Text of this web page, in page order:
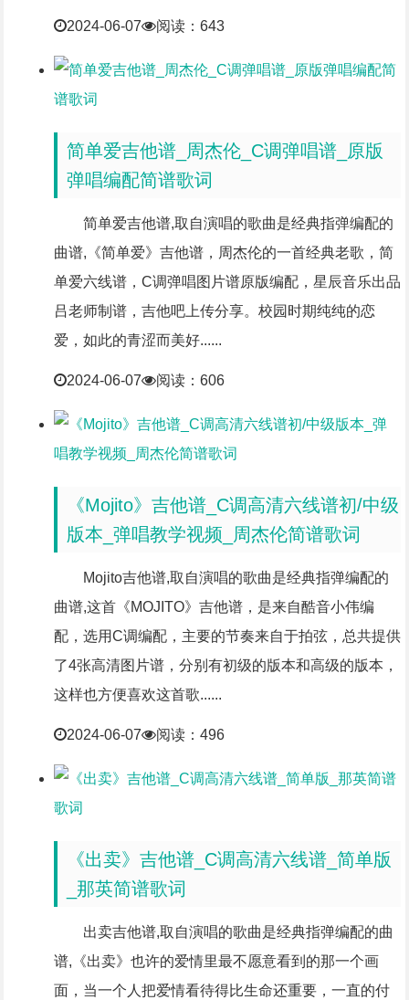
2024-06-07 阅读：643
简单爱吉他谱_周杰伦_C调弹唱谱_原版
弹唱编配简谱歌词
简单爱吉他谱,取自演唱的歌曲是经典指弹编配的
曲谱,《简单爱》吉他谱，周杰伦的一首经典老歌，简
单爱六线谱，C调弹唱图片谱原版编配，星辰音乐出品
吕老师制谱，吉他吧上传分享。校园时期纯纯的恋
爱，如此的青涩而美好......
2024-06-07 阅读：606
《Mojito》吉他谱_C调高清六线谱初/中级
版本_弹唱教学视频_周杰伦简谱歌词
Mojito吉他谱,取自演唱的歌曲是经典指弹编配的
曲谱,这首《MOJITO》吉他谱，是来自酷音小伟编
配，选用C调编配，主要的节奏来自于拍弦，总共提供
了4张高清图片谱，分别有初级的版本和高级的版本，
这样也方便喜欢这首歌......
2024-06-07 阅读：496
《出卖》吉他谱_C调高清六线谱_简单版
_那英简谱歌词
出卖吉他谱,取自演唱的歌曲是经典指弹编配的曲
谱,《出卖》也许的爱情里最不愿意看到的那一个画
面，当一个人把爱情看待得比生命还重要，一直的付